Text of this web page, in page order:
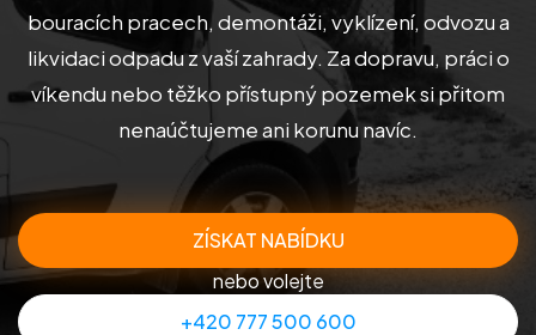
Deratizace a dezinsekce
Úklid
Příprava nemovitostí na prodej
bouracích pracech, demontáži, vyklízení, odvozu a
likvidaci odpadu z vaší zahrady. Za dopravu, práci o
víkendu nebo těžko přístupný pozemek si přitom
nenaúčtujeme ani korunu navíc.
ZÍSKAT NABÍDKU
nebo volejte
+420 777 500 600